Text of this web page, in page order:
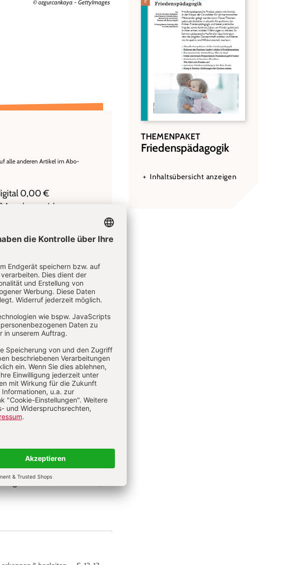
© ozgurcankaya - GettyImages
alle anderen Artikel im Abo-
0,00 €
pro Jahr +
Abo testen
Anmelden
B. A., Frühpädagogik -
Freiberuflich als Dozentin,
THEMENPAKET
:
Friedenspädagogik
Inhaltsübersicht anzeigen